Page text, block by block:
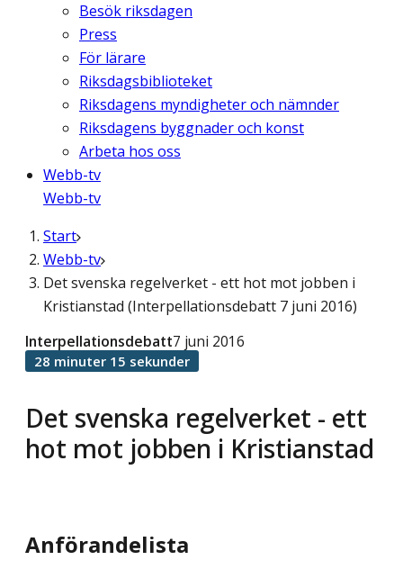
Besök riksdagen
Press
För lärare
Riksdagsbiblioteket
Riksdagens myndigheter och nämnder
Riksdagens byggnader och konst
Arbeta hos oss
Webb-tv
Webb-tv
Start
Webb-tv
Det svenska regelverket - ett hot mot jobben i
Kristianstad (Interpellationsdebatt 7 juni 2016)
Det svenska regelverket - ett
hot mot jobben i Kristianstad
Interpellationsdebatt7 juni 2016
28 minuter 15 sekunder
Anförandelista